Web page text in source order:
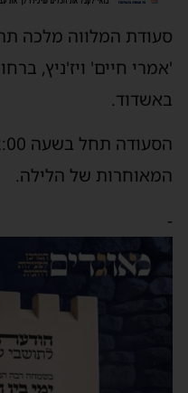
סעודת המלווה מלכה
'אמרי חיים' ויז'ניץ,
באשדוד.
המאוחרות של הלילה.
-